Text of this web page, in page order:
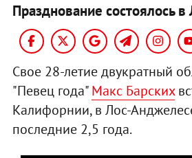
Празднование состоялось
Свое 28-летие двукратный
"Певец года"Макс Барских
Калифорнии, в Лос-
последние 2,5 года.